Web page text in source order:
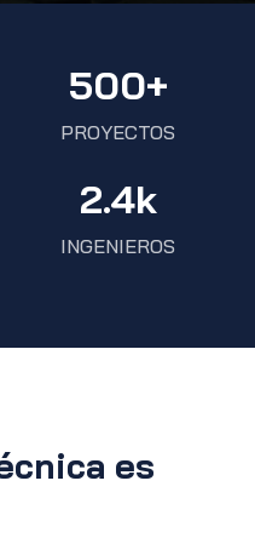
500+
PROYECTOS
2.4k
INGENIEROS
es